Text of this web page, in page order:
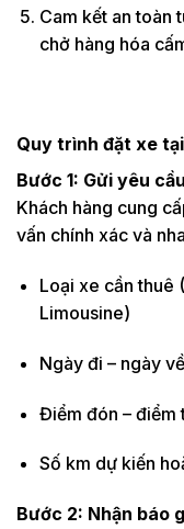
Cam kết an toàn
chở hàng hóa
Quy trình đặt xe
Bước 1: Gửi yêu
Khách hàng cung
vấn chính xác và
Loại xe cần thuê
Limousine)
Ngày đi – ngày về
Điểm đón – điểm
Số km dự kiến
Bước 2: Nhận báo